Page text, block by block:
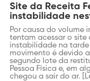
Site da Receita
instabilidade
Por causa do volume
tentam acessar o site
instabilidade na
movimento é devido
segundo lote da
Pessoa Física e, em
chegou a sair do ar.